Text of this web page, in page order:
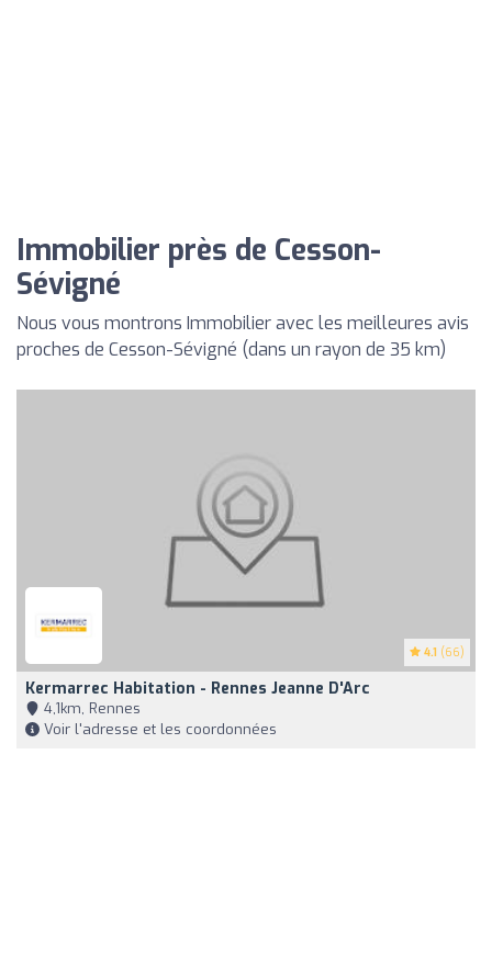
Immobilier près de Cesson-
Sévigné
Nous vous montrons Immobilier avec les meilleures avis
proches de Cesson-Sévigné (dans un rayon de 35 km)
4.1 (66)
Kermarrec Habitation - Rennes Jeanne D'Arc
4,1km, Rennes
Voir l'adresse et les coordonnées